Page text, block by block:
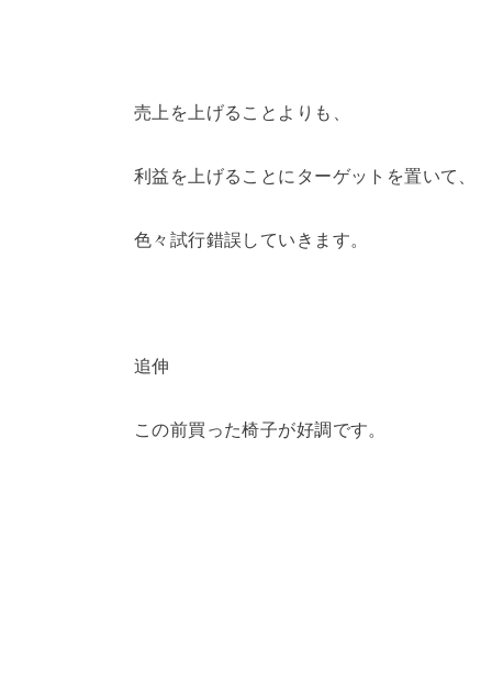
売上を上げることよりも、
利益を上げることにターゲットを置いて、
色々試行錯誤していきます。
追伸
この前買った椅子が好調です。